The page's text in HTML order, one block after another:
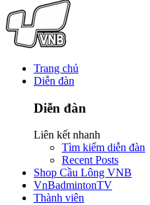
Trang chủ
Diễn đàn
Diễn đàn
Liên kết nhanh
Tìm kiếm diễn đàn
Recent Posts
Shop Cầu Lông VNB
VnBadmintonTV
Thành viên